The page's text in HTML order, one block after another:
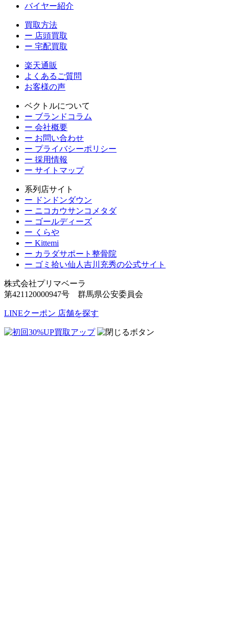
バイヤー紹介
買取方法
ー 店頭買取
ー 宅配買取
楽天通販
よくあるご質問
お客様の声
ベクトルについて
ー ブランドコラム
ー 会社概要
ー お問い合わせ
ー プライバシーポリシー
ー 採用情報
ー サイトマップ
系列店サイト
ー ドンドンダウン
ー ニコカウサンコメタダ
ー ゴールディーズ
ー くらや
ー Kittemi
ー カラダサポート整骨院
ー ゴミ拾い仙人吉川充秀の公式サイト
株式会社プリマベーラ
第421120000947号 群馬県公安委員会
LINEクーポン 店舗を探す